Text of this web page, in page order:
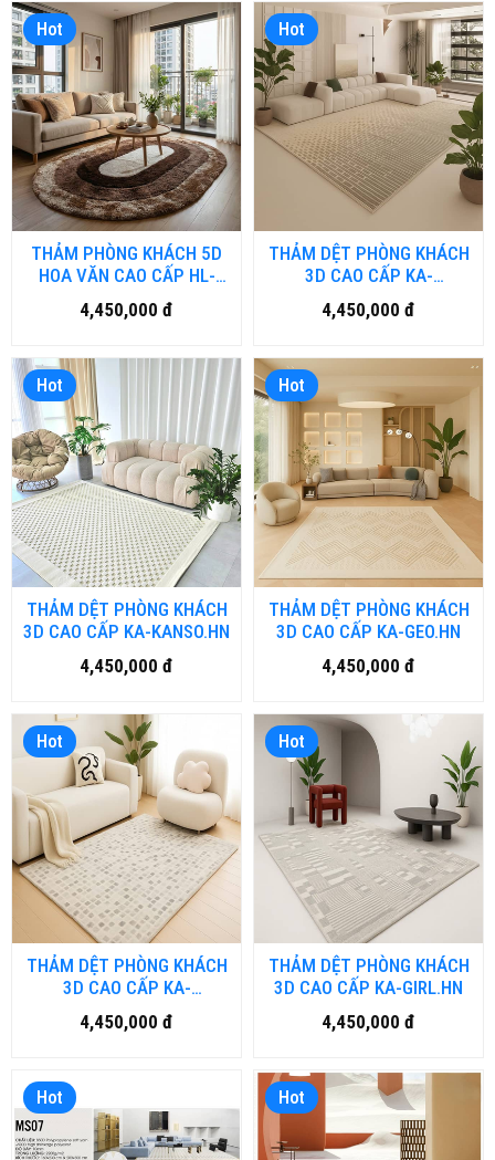
Hot
THẢM PHÒNG KHÁCH 5D
HOA VĂN CAO CẤP HL-
4,450,000 đ
Hot
THẢM DỆT PHÒNG KHÁCH
3D CAO CẤP KA-
4,450,000 đ
Hot
THẢM DỆT PHÒNG KHÁCH
3D CAO CẤP KA-KANSO.HN
4,450,000 đ
Hot
THẢM DỆT PHÒNG KHÁCH
3D CAO CẤP KA-GEO.HN
4,450,000 đ
Hot
THẢM DỆT PHÒNG KHÁCH
3D CAO CẤP KA-
HARMONY.HN
4,450,000 đ
Hot
THẢM DỆT PHÒNG KHÁCH
3D CAO CẤP KA-GIRL.HN
4,450,000 đ
Hot Hot